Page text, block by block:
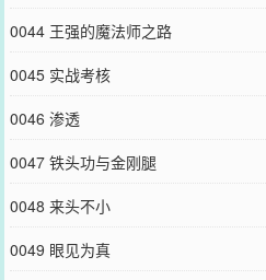
0044 王强的魔法师之路
0045 实战考核
0046 渗透
0047 铁头功与金刚腿
0048 来头不小
0049 眼见为真